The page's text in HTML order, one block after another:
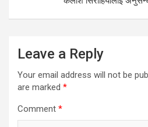
Leave a Reply
Your email address will not be
are marked *
Comment *